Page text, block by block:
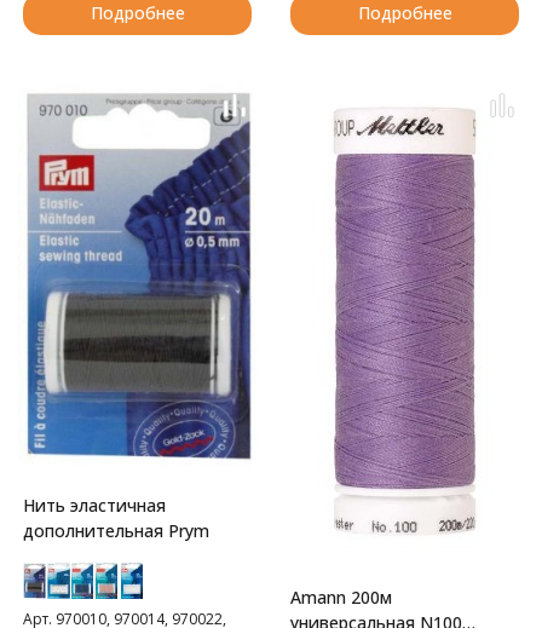
Подробнее Подробнее
Нить эластичная
дополнительная Prym
Арт. 970010, 970014, 970022,
Amann 200м
универсальная N100